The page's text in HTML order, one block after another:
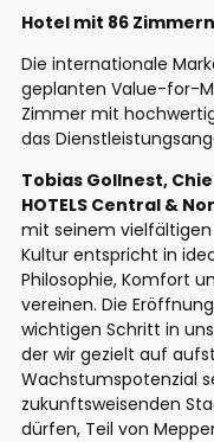
Hotel mit 86 Zimmern
Die internationale
geplanten Value-for-
Zimmer mit
das
Tobias Gollnest,
HOTELS Central &
mit seinem vielfältigen
Kultur entspricht in
Philosophie, Komfort
vereinen. Die
wichtigen Schritt in
der wir gezielt auf
Wachstumspotenzial
zukunftsweisenden
dürfen, Teil von